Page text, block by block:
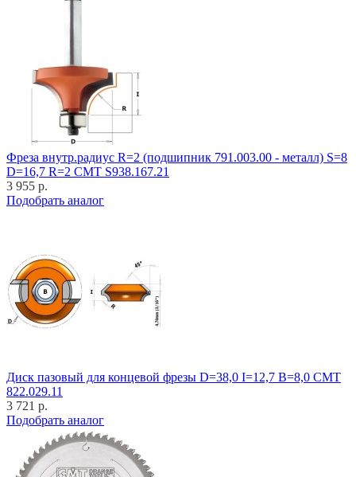
Фреза внутр.радиус R=2 (подшипник 791.003.00 - металл) S=8
D=16,7 R=2 CMT S938.167.21
3 955 р.
Подобрать аналог
Диск пазовый для концевой фрезы D=38,0 I=12,7 B=8,0 CMT
822.029.11
3 721 р.
Подобрать аналог